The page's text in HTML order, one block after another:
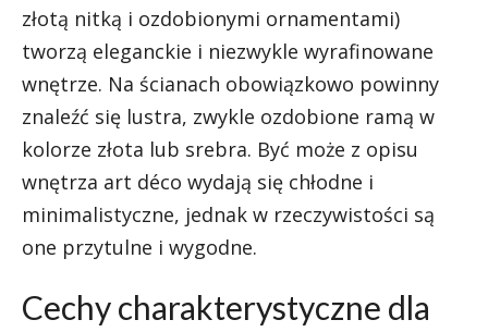
złotą nitką i ozdobionymi ornamentami)
tworzą eleganckie i niezwykle wyrafinowane
wnętrze. Na ścianach obowiązkowo powinny
znaleźć się lustra, zwykle ozdobione ramą w
kolorze złota lub srebra. Być może z opisu
wnętrza art déco wydają się chłodne i
minimalistyczne, jednak w rzeczywistości są
one przytulne i wygodne.
Cechy charakterystyczne dla